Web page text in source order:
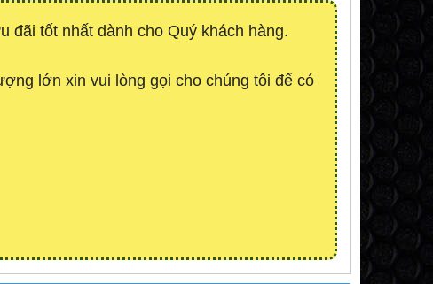
đãi tốt nhất dành cho Quý khách hàng.
lớn xin vui lòng gọi cho chúng tôi để có